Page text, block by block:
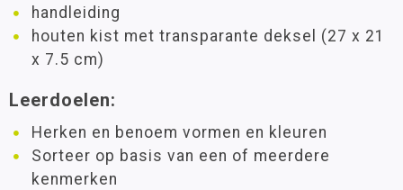
handleiding
houten kist met transparante deksel (27 x 21
x 7.5 cm)
Leerdoelen:
Herken en benoem vormen en kleuren
Sorteer op basis van een of meerdere
kenmerken